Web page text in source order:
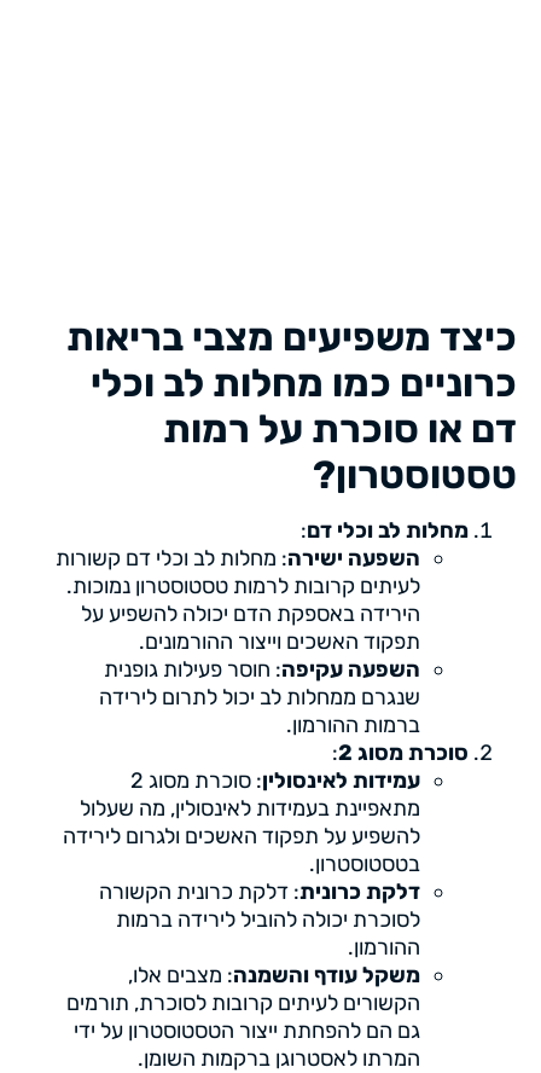
כיצד משפיעים מצבי בריאות
כרוניים כמו מחלות לב וכלי
דם או סוכרת על רמות
טסטוסטרון?
מחלות לב וכלי דם:
השפעה ישירה: מחלות לב וכלי דם קשורות
לעיתים קרובות לרמות טסטוסטרון נמוכות.
הירידה באספקת הדם יכולה להשפיע על
תפקוד האשכים וייצור ההורמונים.
השפעה עקיפה: חוסר פעילות גופנית
שנגרם ממחלות לב יכול לתרום לירידה
ברמות ההורמון.
סוכרת מסוג 2
:
עמידות לאינסולין
: סוכרת מסוג 2
מתאפיינת בעמידות לאינסולין, מה שעלול
להשפיע על תפקוד האשכים ולגרום לירידה
בטסטוסטרון.
דלקת כרונית: דלקת כרונית הקשורה
לסוכרת יכולה להוביל לירידה ברמות
ההורמון.
משקל עודף והשמנה: מצבים אלו,
הקשורים לעיתים קרובות לסוכרת, תורמים
גם הם להפחתת ייצור הטסטוסטרון על ידי
המרתו לאסטרוגן ברקמות השומן.